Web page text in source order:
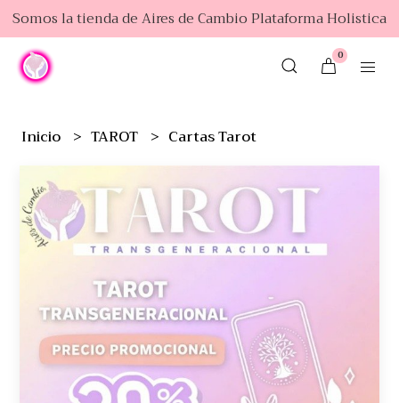
Somos la tienda de Aires de Cambio Plataforma Holistica
0
Inicio TAROT Cartas Tarot